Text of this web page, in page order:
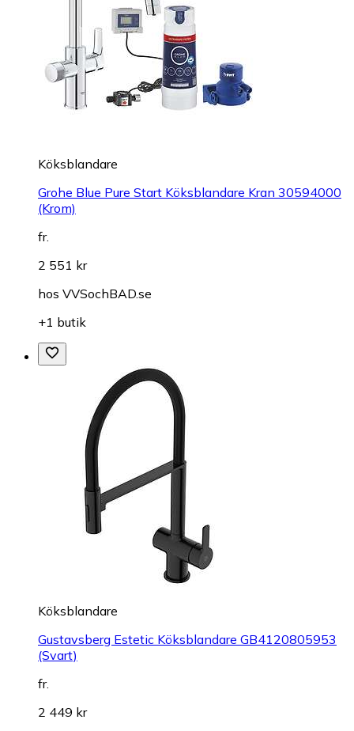
Köksblandare
Grohe Blue Pure Start Köksblandare Kran 30594000
(Krom)
fr.
2 551 kr
hos VVSochBAD.se
+1 butik
Köksblandare
Gustavsberg Estetic Köksblandare GB4120805953
(Svart)
fr.
2 449 kr